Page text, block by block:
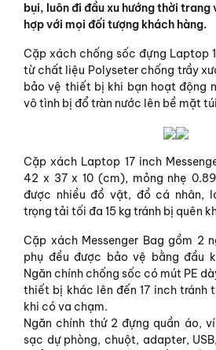
bụi, luôn đi đầu xu hướng thời trang
hợp với mọi đối tượng khách hàng.
Cặp xách chống sốc đựng Laptop
từ chất liệu Polyseter chống trầy
bảo vệ thiết bị khi bạn hoạt động
vô tình bị đổ tràn nước lên bề mặt
Cặp xách Laptop 17 inch
42 x 37 x 10 (cm), mỏng nhẹ
được nhiều đồ vật, đồ cá nhân,
trọng tải tối đa 15 kg tránh bị quên
Cặp xách Messenger Bag gồm 2
phụ đều được bảo vệ bằng đầu
Ngăn chính chống sốc có mút PE
thiết bị khác lên đến 17 inch tránh
khi có va chạm.
Ngăn chính thứ 2 đựng quần áo,
sạc dự phòng, chuột, adapter,